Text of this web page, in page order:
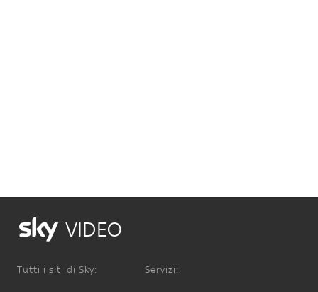
VIDEO
Tutti i siti di Sky: Servizi: